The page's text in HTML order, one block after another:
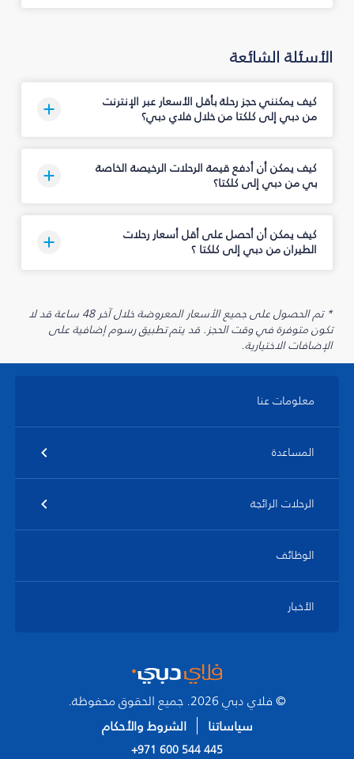
الأسئلة الشائعة
كيف يمكنني حجز رحلة بأقل الأسعار عبر الإنترنت
من دبي إلى كلكتا من خلال فلاي دبي؟
كيف يمكن أن أدفع قيمة الرحلات الرخيصة الخاصة
بي من دبي إلى كلكتا؟
كيف يمكن أن أحصل على أقل أسعار رحلات
الطيران من دبي إلى كلكتا ؟
* تم الحصول على جميع الأسعار المعروضة خلال آخر 48 ساعة قد لا
تكون متوفرة في وقت الحجز. قد يتم تطبيق رسوم إضافية على
الإضافات الاختيارية.
معلومات عنا
المساعدة
الرحلات الرائجة
الوظائف
الأخبار
© فلاي دبي 2026. جميع الحقوق محفوظة.
سياساتنا
الشروط والأحكام
+971 600 544 445